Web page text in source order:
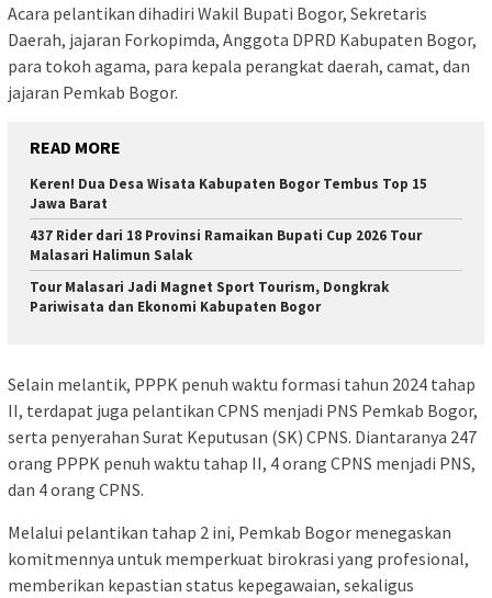
Acara pelantikan dihadiri Wakil Bupati Bogor, Sekretaris
Daerah, jajaran Forkopimda, Anggota DPRD Kabupaten Bogor,
para tokoh agama, para kepala perangkat daerah, camat, dan
jajaran Pemkab Bogor.
READ MORE
Keren! Dua Desa Wisata Kabupaten Bogor Tembus Top 15
Jawa Barat
437 Rider dari 18 Provinsi Ramaikan Bupati Cup 2026 Tour
Malasari Halimun Salak
Tour Malasari Jadi Magnet Sport Tourism, Dongkrak
Pariwisata dan Ekonomi Kabupaten Bogor
Selain melantik, PPPK penuh waktu formasi tahun 2024 tahap
II, terdapat juga pelantikan CPNS menjadi PNS Pemkab Bogor,
serta penyerahan Surat Keputusan (SK) CPNS. Diantaranya 247
orang PPPK penuh waktu tahap II, 4 orang CPNS menjadi PNS,
dan 4 orang CPNS.
Melalui pelantikan tahap 2 ini, Pemkab Bogor menegaskan
komitmennya untuk memperkuat birokrasi yang profesional,
memberikan kepastian status kepegawaian, sekaligus